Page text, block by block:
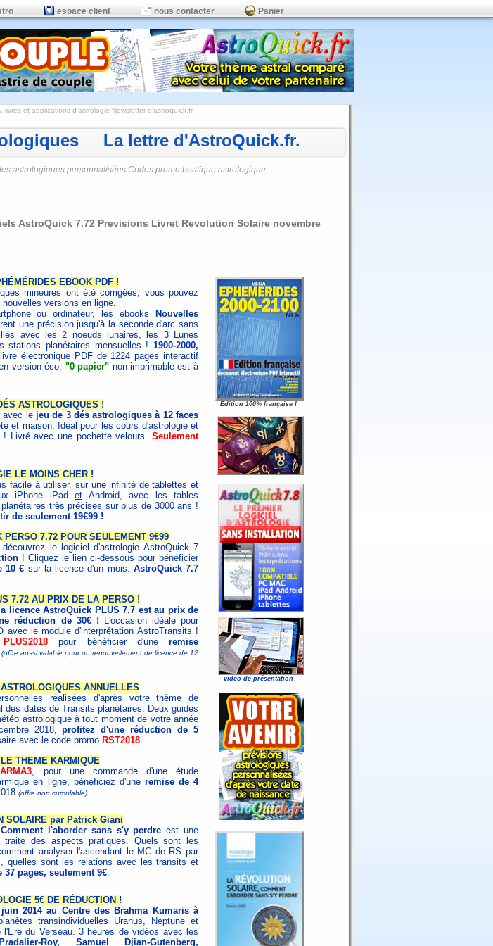
espace client nous contacter Panier
livres et applications d'astrologie Newsletter d'astroquick.fr
La lettre d'AstroQuick.fr.
astrologiques personnalisées Codes promo boutique astrologique
AstroQuick 7.72 Previsions Livret Revolution Solaire novembre
EBOOK PDF !
mineures ont été corrigées, vous pouvez
versions en ligne.
ou ordinateur, les ebooks
Nouvelles
une précision jusqu'à la seconde d'arc sans
avec les 2 noeuds lunaires, les 3 Lunes
stations planétaires mensuelles ! 1900-2000,
électronique PDF de 1224 pages interactif
version éco. "0 papier" non-imprimable est à
ASTROLOGIQUES !
avec le jeu de 3 dés astrologiques à 12 faces
et maison. Idéal pour les cours d'astrologie et
! Livré avec une pochette velours. Seulement
LE MOINS CHER !
facile à utiliser, sur une infinité de tablettes et
iPhone iPad et Android, avec les tables
très précises sur plus de 3000 ans !
de seulement 19€99 !
PERSO 7.72 POUR SEULEMENT 9€99
le logiciel d'astrologie AstroQuick 7
! Cliquez le lien ci-dessous pour bénéficier
10 € sur la licence d'un mois. AstroQuick 7.7
7.72 AU PRIX DE LA PERSO !
la licence AstroQuick PLUS 7.7 est au prix de
réduction de 30€ ! L'occasion idéale pour
avec le module d'interprétation AstroTransits !
PLUS2018 pour bénéficier d'une remise
(offre aussi valable pour un renouvellement de licence de 12
ANNUELLES
réalisées d'après votre thème de
des dates de Transits planétaires. Deux guides
astrologique à tout moment de votre année
2018,profitez d'une réduction de 5
avec le code promo RST2018.
THEME KARMIQUE
, pour une commande d'une étude
en ligne, bénéficiez d'une remise de 4
(offre non cumulable).
SOLAIRE par Patrick Giani
l'aborder sans s'y perdre est une
traite des aspects pratiques. Quels sont les
analyser l'ascendant le MC de RS par
quelles sont les relations avec les transits et
37 pages, seulement 9€.
5€ DE RÉDUCTION !
2014 au Centre des Brahma Kumaris à
transindividuelles Uranus, Neptune et
du Verseau. 3 heures de vidéos avec les
Roy, Samuel Djian-Gutenberg,
Edition 100% française !
video de présentation